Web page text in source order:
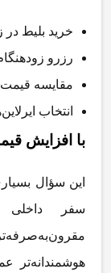
خرید بلیط در
رزرو
مقایسه
انتخاب ایرلاین
با افزایش
این سؤال
سفر
مقرونبهصرفه
هوشمندانهتر